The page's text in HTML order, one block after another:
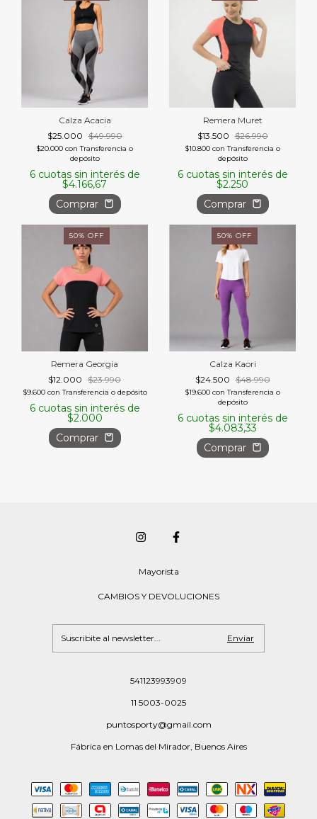
Calza Acacia
$25.000 $49.990
$20.000 con Transferencia o
depósito
6 cuotas sin interés de
$4.166,67
Comprar
Remera Muret
$13.500 $26.990
$10.800 con Transferencia o
depósito
6 cuotas sin interés de
$2.250
Comprar
50% OFF
Remera Georgia
$12.000 $23.990
$9.600 con Transferencia o depósito
6 cuotas sin interés de
$2.000
Comprar
50% OFF
Calza Kaori
$24.500 $48.990
$19.600 con Transferencia o
depósito
6 cuotas sin interés de
$4.083,33
Comprar
Mayorista
CAMBIOS Y DEVOLUCIONES
541123993909
11 5003-0025
puntosporty@gmail.com
Fábrica en Lomas del Mirador, Buenos Aires